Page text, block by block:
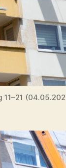
11–21